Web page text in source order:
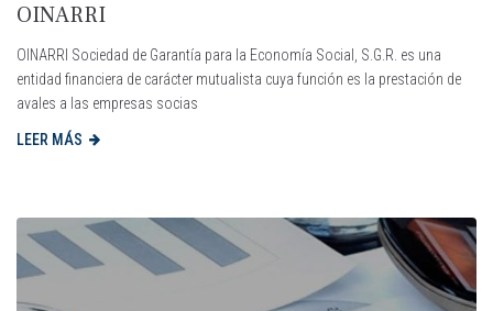
OINARRI
OINARRI Sociedad de Garantía para la Economía Social, S.G.R. es una
entidad financiera de carácter mutualista cuya función es la prestación de
avales a las empresas socias
LEER MÁS